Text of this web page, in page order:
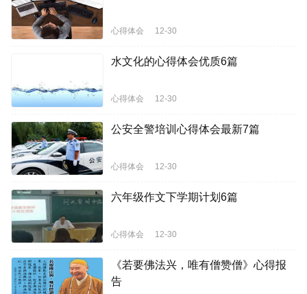
心得体会 12-30
水文化的心得体会优质6篇
心得体会 12-30
公安全警培训心得体会最新7篇
心得体会 12-30
六年级作文下学期计划6篇
心得体会 12-30
《若要佛法兴，唯有僧赞僧》心得报
告